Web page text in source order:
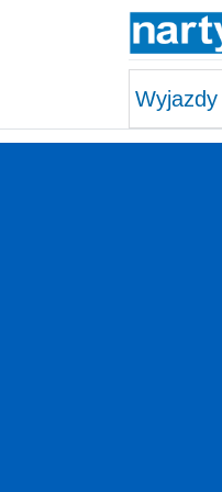
Wyjazdy